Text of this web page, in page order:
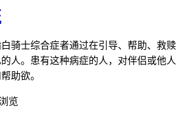
骑士综合症者通过在引导、帮助、救赎
人。患有这种病症的人，对伴侣或他人
助欲。
览